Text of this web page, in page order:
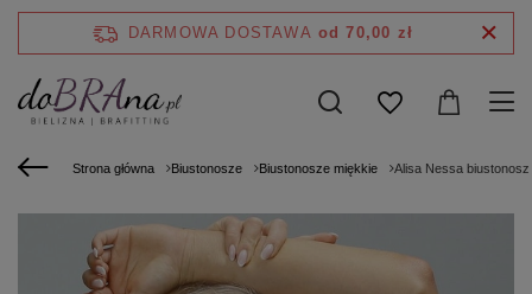
DARMOWA DOSTAWA od 70,00 zł
Strona główna Biustonosze Biustonosze miękkie Alisa Nessa biustonosz